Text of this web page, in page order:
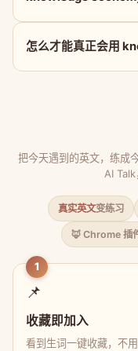
怎么才能真正会用
把今天遇到的英文，练成
AI Talk
真实英文变练习
🦊 Chrome 插
1
📌
收藏即加入
看到生词一键收藏，不